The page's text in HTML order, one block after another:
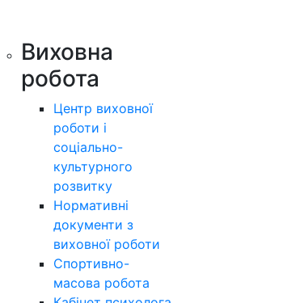
Виховна
робота
Центр виховної
роботи і
соціально-
культурного
розвитку
Нормативні
документи з
виховної роботи
Спортивно-
масова робота